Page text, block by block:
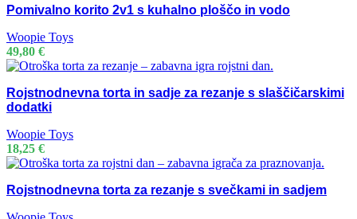
Pomivalno korito 2v1 s kuhalno ploščo in vodo
Woopie Toys
49,80 €
Rojstnodnevna torta in sadje za rezanje s slaščičarskimi
dodatki
Woopie Toys
18,25 €
Rojstnodnevna torta za rezanje s svečkami in sadjem